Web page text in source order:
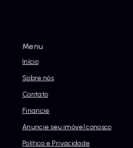
Menu
Início
Sobre nós
Contato
Financie
Anuncie seu imóvel conosco
Política e Privacidade